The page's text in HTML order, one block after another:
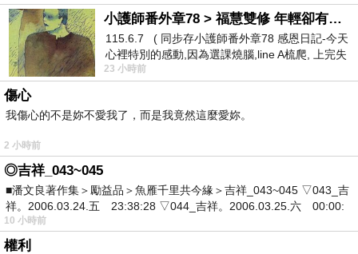
小護師番外章78 > 福慧雙修 年輕卻有個老靈魂 ㄑ金剛經〉podcast
115.6.7 ( 同步存小護師番外章78 感恩日記-今天
心裡特別的感動,因為選課燒腦,line A梳爬, 上完失
智課的她,特來傾
23 小時前
傷心
我傷心的不是妳不愛我了，而是我竟然這麼愛妳。
2 小時前
◎吉祥_043~045
■潘文良著作集＞勵益品＞魚雁千里共今緣＞吉祥_043~045 ▽043_吉
祥。2006.03.24.五 23:38:28 ▽044_吉祥。2006.03.25.六 00:00:
10 小時前
權利